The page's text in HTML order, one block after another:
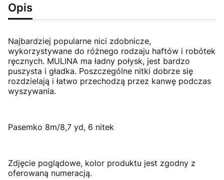
Opis
Najbardziej popularne nici zdobnicze,
wykorzystywane do różnego rodzaju haftów i robótek
ręcznych. MULINA ma ładny połysk, jest bardzo
puszysta i gładka. Poszczególne nitki dobrze się
rozdzielają i łatwo przechodzą przez kanwę podczas
wyszywania.
Pasemko 8m/8,7 yd, 6 nitek
Zdjęcie poglądowe, kolor produktu jest zgodny z
oferowaną numeracją.